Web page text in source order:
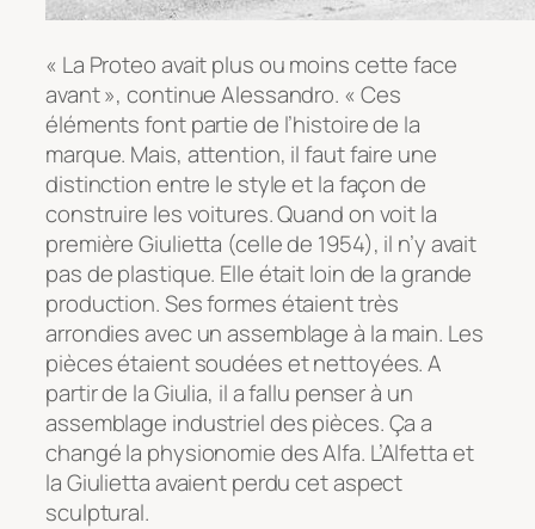
« La Proteo avait plus ou moins cette face
avant », continue Alessandro. « Ces
éléments font partie de l’histoire de la
marque. Mais, attention, il faut faire une
distinction entre le style et la façon de
construire les voitures. Quand on voit la
première Giulietta (celle de 1954), il n’y avait
pas de plastique. Elle était loin de la grande
production. Ses formes étaient très
arrondies avec un assemblage à la main. Les
pièces étaient soudées et nettoyées. A
partir de la Giulia, il a fallu penser à un
assemblage industriel des pièces. Ça a
changé la physionomie des Alfa. L’Alfetta et
la Giulietta avaient perdu cet aspect
sculptural.